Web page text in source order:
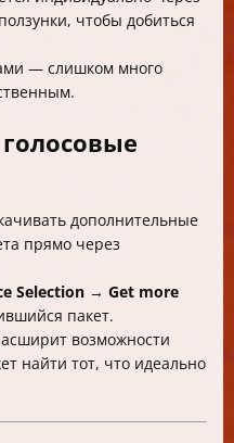
чтобы добиться
— слишком много
дополнительные
прямо через
Selection → Get more
пакет.
возможности
найти тот, что идеально